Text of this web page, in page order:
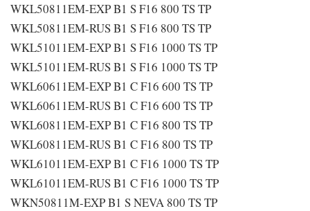
WKL50811EM-EXP B1 S F16 800 TS TP
WKL50811EM-RUS B1 S F16 800 TS TP
WKL51011EM-EXP B1 S F16 1000 TS TP
WKL51011EM-RUS B1 S F16 1000 TS TP
WKL60611EM-EXP B1 C F16 600 TS TP
WKL60611EM-RUS B1 C F16 600 TS TP
WKL60811EM-EXP B1 C F16 800 TS TP
WKL60811EM-RUS B1 C F16 800 TS TP
WKL61011EM-EXP B1 C F16 1000 TS TP
WKL61011EM-RUS B1 C F16 1000 TS TP
WKN50811M-EXP B1 S NEVA 800 TS TP